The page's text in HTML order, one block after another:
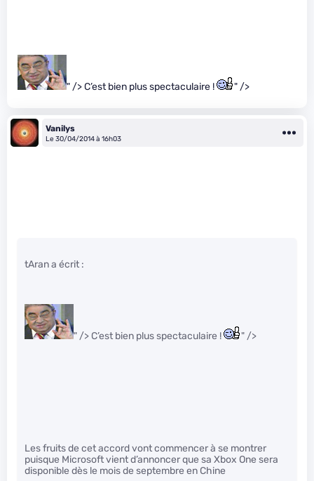
" /> C’est bien plus spectaculaire ! " />
Vanilys
Le 30/04/2014 à 16h03
tAran a écrit :
" /> C’est bien plus spectaculaire ! " />
Les fruits de cet accord vont commencer à se montrer
puisque Microsoft vient d’annoncer que sa Xbox One sera
disponible dès le mois de septembre en Chine